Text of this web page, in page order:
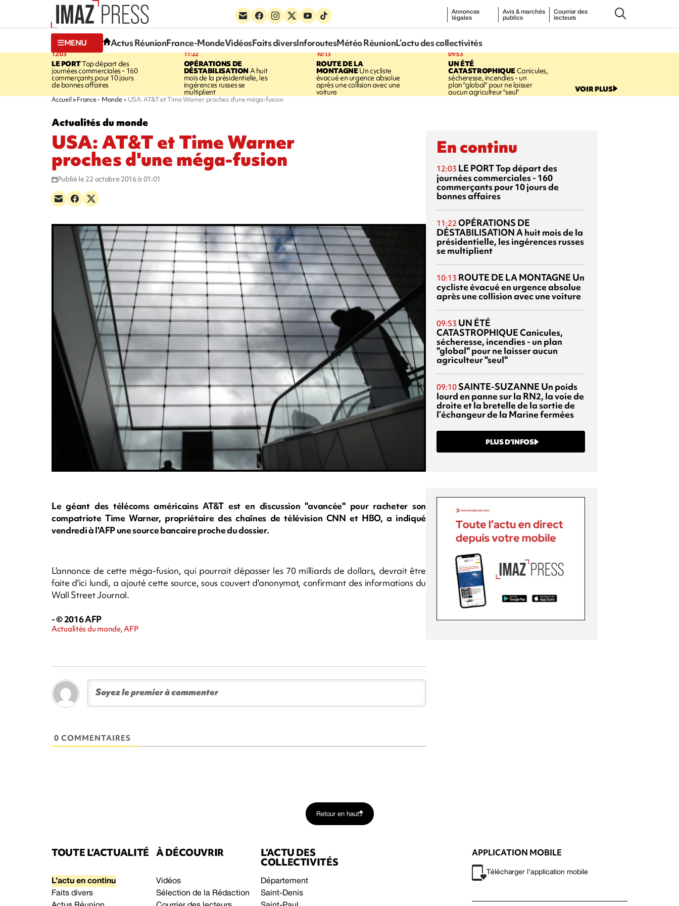
Annonces
légales
Avis & marchés
publics
Courrier des
lecteurs
MENU Actus RéunionFrance-MondeVidéosFaits diversInforoutesMétéo RéunionL’actu des collectivités
12:03
LE PORTTop départ des
journées commerciales - 160
commerçants pour 10 jours
de bonnes affaires
11:22
OPÉRATIONS DE
DÉSTABILISATIONA huit
mois de la présidentielle, les
ingérences russes se
multiplient
10:13
ROUTE DE LA
MONTAGNEUn cycliste
évacué en urgence absolue
après une collision avec une
voiture
09:53
UN ÉTÉ
CATASTROPHIQUECanicules,
sécheresse, incendies - un
plan "global" pour ne laisser
aucun agriculteur "seul" VOIR PLUS
Accueil France - Monde USA: AT&T et Time Warner proches d'une méga-fusion
Actualités du monde
USA: AT&T et Time Warner
proches d'une méga-fusion
Publié le 22 octobre 2016 à 01:01
Le géant des télécoms américains AT&T est en discussion "avancée" pour racheter son
compatriote Time Warner, propriétaire des chaînes de télévision CNN et HBO, a indiqué
vendredi à l'AFP une source bancaire proche du dossier.
L'annonce de cette méga-fusion, qui pourrait dépasser les 70 milliards de dollars, devrait être
faite d'ici lundi, a ajouté cette source, sous couvert d'anonymat, confirmant des informations du
Wall Street Journal.
- © 2016 AFP
Actualités du monde, AFP
0 COMMENTAIRES
En continu
12:03 LE PORTTop départ des
journées commerciales - 160
commerçants pour 10 jours de
bonnes affaires
11:22 OPÉRATIONS DE
DÉSTABILISATIONA huit mois de la
présidentielle, les ingérences russes
se multiplient
10:13 ROUTE DE LA MONTAGNE Un
cycliste évacué en urgence absolue
après une collision avec une voiture
09:53 UN ÉTÉ
CATASTROPHIQUECanicules,
sécheresse, incendies - un plan
"global" pour ne laisser aucun
agriculteur "seul"
09:10 SAINTE-SUZANNE Un poids
lourd en panne sur la RN2, la voie de
droite et la bretelle de la sortie de
l’échangeur de la Marine fermées
PLUS D’INFOS
Retour en haut
TOUTE L’ACTUALITÉ
L’actu en continu
Faits divers
À DÉCOUVRIR
Vidéos
Sélection de la Rédaction
L’ACTU DES
COLLECTIVITÉS
Département
Saint-Denis
APPLICATION MOBILE
Télécharger l’application mobile